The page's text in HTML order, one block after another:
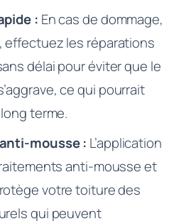
: En cas de dommage,
effectuez les réparations
délai pour éviter que le
ce qui pourrait
terme.
mousse : L’application
anti-mousse et
votre toiture des
qui peuvent